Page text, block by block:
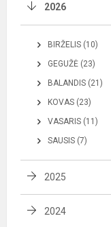
2026
BIRŽELIS (10)
GEGUŽĖ (23)
BALANDIS (21)
KOVAS (23)
VASARIS (11)
SAUSIS (7)
2025
2024